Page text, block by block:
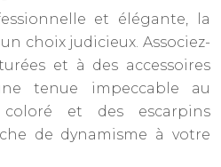
et élégante, la
choix judicieux. Associez-
et à des accessoires
tenue impeccable au
et des escarpins
de dynamisme à votre